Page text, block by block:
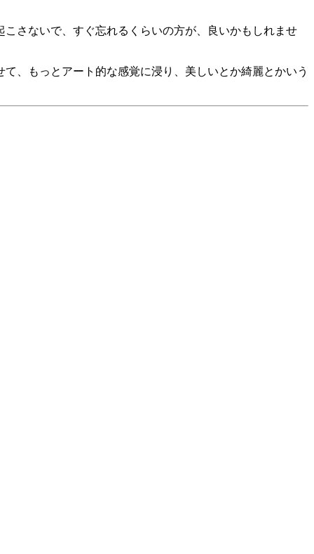
さないで、すぐ忘れるくらいの方が、良いかもしれませ
、もっとアート的な感覚に浸り、美しいとか綺麗とかいう